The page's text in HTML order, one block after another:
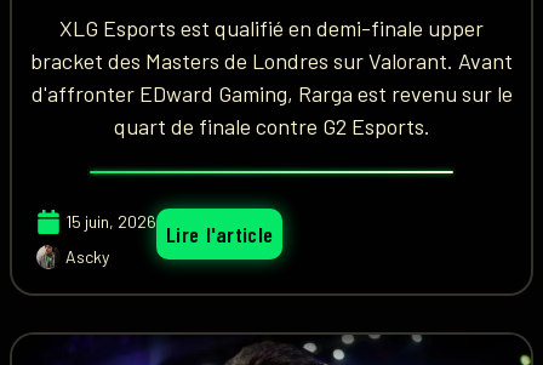
XLG Esports est qualifié en demi-finale upper
bracket des Masters de Londres sur Valorant. Avant
d'affronter EDward Gaming, Rarga est revenu sur le
quart de finale contre G2 Esports.
15 juin, 2026
Ascky
Lire l'article